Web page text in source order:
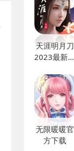
天涯明月刀
2023最新版
无限暖暖官
方下载